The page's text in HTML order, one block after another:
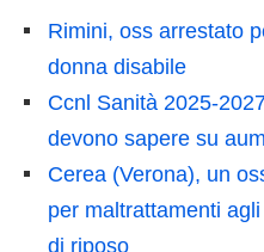
Rimini, oss arrestato
donna disabile
Ccnl Sanità 2025-
devono sapere su
Cerea (Verona), un
per maltrattamenti
di riposo